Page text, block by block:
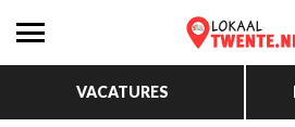
VACATURES